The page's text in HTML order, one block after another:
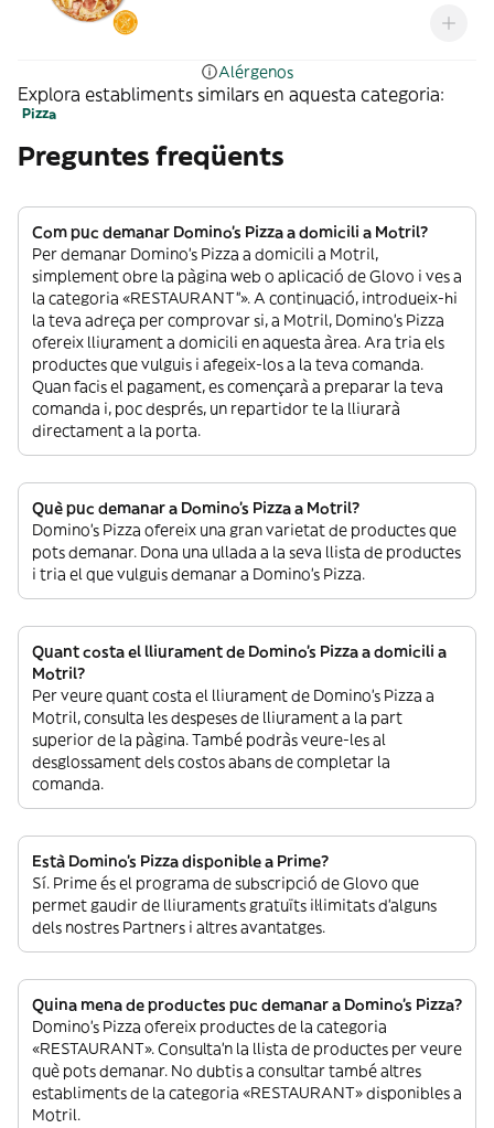
Alérgenos
Explora establiments similars en aquesta categoria:
Pizza
Preguntes freqüents
Com puc demanar Domino's Pizza a domicili a Motril?
Per demanar Domino's Pizza a domicili a Motril,
simplement obre la pàgina web o aplicació de Glovo i ves a
la categoria «RESTAURANT”». A continuació, introdueix-hi
la teva adreça per comprovar si, a Motril, Domino's Pizza
ofereix lliurament a domicili en aquesta àrea. Ara tria els
productes que vulguis i afegeix-los a la teva comanda.
Quan facis el pagament, es començarà a preparar la teva
comanda i, poc després, un repartidor te la lliurarà
directament a la porta.
Què puc demanar a Domino's Pizza a Motril?
Domino's Pizza ofereix una gran varietat de productes que
pots demanar. Dona una ullada a la seva llista de productes
i tria el que vulguis demanar a Domino's Pizza.
Quant costa el lliurament de Domino's Pizza a domicili a
Motril?
Per veure quant costa el lliurament de Domino's Pizza a
Motril, consulta les despeses de lliurament a la part
superior de la pàgina. També podràs veure-les al
desglossament dels costos abans de completar la
comanda.
Està Domino's Pizza disponible a Prime?
Sí. Prime és el programa de subscripció de Glovo que
permet gaudir de lliuraments gratuïts il·limitats d’alguns
dels nostres Partners i altres avantatges.
Quina mena de productes puc demanar a Domino's Pizza?
Domino's Pizza ofereix productes de la categoria
«RESTAURANT». Consulta’n la llista de productes per veure
què pots demanar. No dubtis a consultar també altres
establiments de la categoria «RESTAURANT» disponibles a
Motril.